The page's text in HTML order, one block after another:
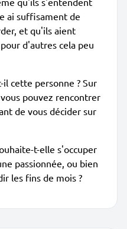
ai suffisament de
et qu'ils aient
d'autres cela peu
cette personne ? Sur
pouvez rencontrer
de vous décider sur
t-elle s'occuper
passionnée, ou bien
les fins de mois ?